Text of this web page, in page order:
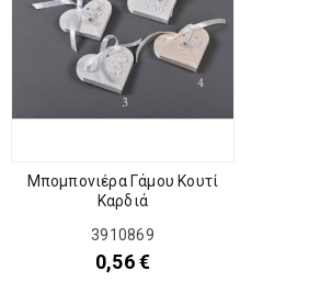
Μπομπονιέρα Γάμου Κουτί
Καρδιά
3910869
0,56€